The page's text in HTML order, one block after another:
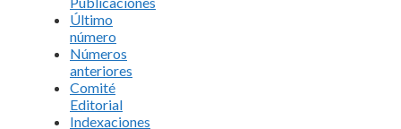
Último
número
Números
anteriores
Comité
Editorial
Indexaciones